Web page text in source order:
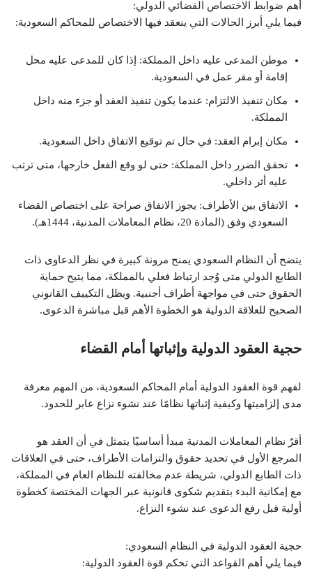
أهم ضوابط الاختصاص القضائي الدولي:
فيما يلي أبرز الحالات التي ينعقد فيها الاختصاص للمحاكم السعودية:
موطن المدعى عليه داخل المملكة: إذا كان للمدعى عليه محل
إقامة أو مقر عمل في السعودية.
مكان تنفيذ الالتزام: عندما يكون تنفيذ العقد أو جزء منه داخل
المملكة.
مكان إبرام العقد: في حال تم توقيع الاتفاق داخل السعودية.
تحقق الضرر داخل المملكة: حتى لو وقع الفعل خارجها، متى ترتب
عليه أثر داخلي.
الاتفاق بين الأطراف: يجوز الاتفاق صراحة على اختصاص القضاء
السعودي وفق (المادة 20، نظام المعاملات المدنية، 1444هـ).
يتضح أن النظام السعودي يمنح مرونة كبيرة في نظر الدعاوى ذات
الطابع الدولي متى وُجد ارتباط فعلي بالمملكة، مما يتيح حماية
الحقوق حتى في مواجهة أطراف أجنبية. ويظل التكييف القانوني
الصحيح للعلاقة الدولية هو الخطوة الأهم قبل مباشرة الدعوى.
حجية العقود الدولية وإثباتها أمام القضاء
لفهم قوة العقود الدولية أمام المحاكم السعودية، من المهم معرفة
مدى إلزاميتها وكيفية إثباتها نظامًا عند نشوء نزاع عابر للحدود.
أقرّ نظام المعاملات المدنية مبدأ أساسيًا يتمثل في أن العقد هو
المرجع الأول في تحديد حقوق والتزامات الأطراف، حتى في العلاقات
ذات الطابع الدولي، شريطة عدم مخالفته للنظام العام في المملكة،
مع إمكانية البدء بتقديم شكوى قانونية عبر الجهات المختصة كخطوة
أولية قبل رفع الدعوى عند نشوء النزاع.
حجية العقود الدولية في النظام السعودي:
فيما يلي أهم القواعد التي تحكم قوة العقود الدولية: